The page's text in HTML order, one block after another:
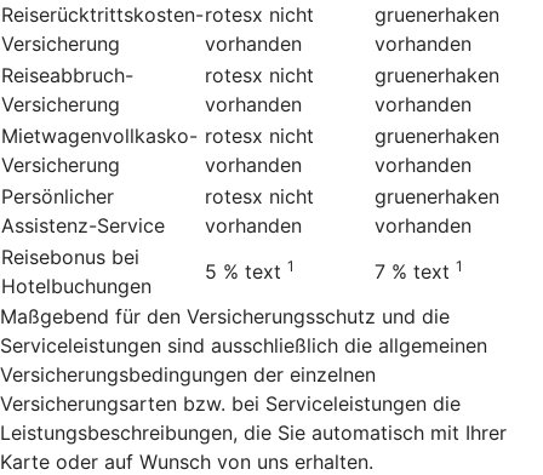
Reiserücktrittskosten-
Versicherung
rotesx nicht
vorhanden
gruenerhaken
vorhanden
Reiseabbruch-
Versicherung
rotesx nicht
vorhanden
gruenerhaken
vorhanden
Mietwagenvollkasko-
Versicherung
rotesx nicht
vorhanden
gruenerhaken
vorhanden
Persönlicher
Assistenz-Service
rotesx nicht
vorhanden
gruenerhaken
vorhanden
Reisebonus bei
Hotelbuchungen
5 % text 1 7 % text 1
Maßgebend für den Versicherungsschutz und die
Serviceleistungen sind ausschließlich die allgemeinen
Versicherungsbedingungen der einzelnen
Versicherungsarten bzw. bei Serviceleistungen die
Leistungsbeschreibungen, die Sie automatisch mit Ihrer
Karte oder auf Wunsch von uns erhalten.